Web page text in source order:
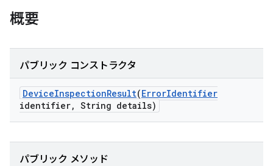
概要
パブリック コンストラクタ
DeviceInspectionResult(ErrorIdentifier
identifier, String details)
パブリック メソッド